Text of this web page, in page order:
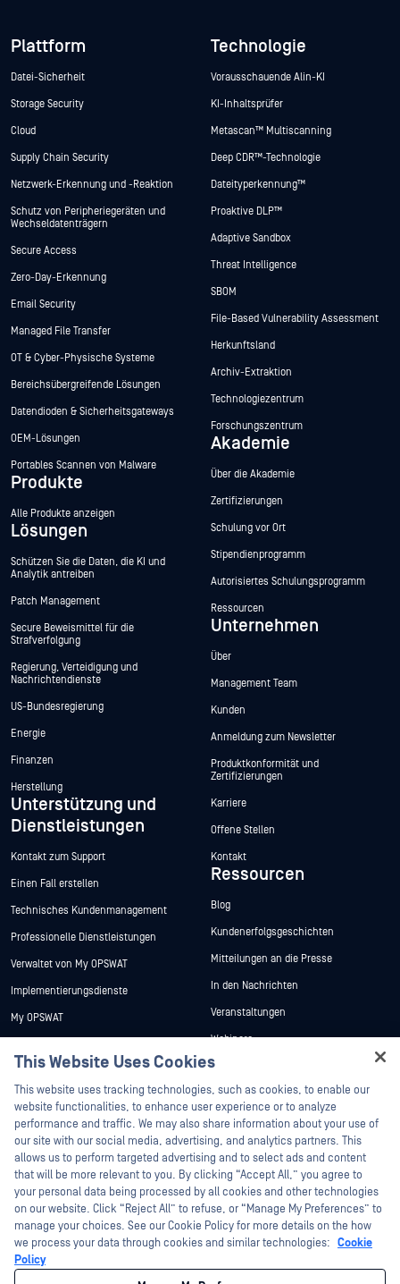
Plattform
Datei-Sicherheit
Storage Security
Cloud
Supply Chain Security
Netzwerk-Erkennung und -Reaktion
Schutz von Peripheriegeräten und
Wechseldatenträgern
Secure Access
Zero-Day-Erkennung
Email Security
Managed File Transfer
OT & Cyber-Physische Systeme
Bereichsübergreifende Lösungen
Datendioden & Sicherheitsgateways
OEM-Lösungen
Portables Scannen von Malware
Produkte
Alle Produkte anzeigen
Lösungen
Schützen Sie die Daten, die KI und
Analytik antreiben
Patch Management
Secure Beweismittel für die
Strafverfolgung
Regierung, Verteidigung und
Nachrichtendienste
US-Bundesregierung
Energie
Finanzen
Herstellung
Unterstützung und
Dienstleistungen
Kontakt zum Support
Einen Fall erstellen
Technisches Kundenmanagement
Professionelle Dienstleistungen
Verwaltet von My OPSWAT
Implementierungsdienste
My OPSWAT
Programm zur Behebung von
Sicherheitslücken
Partner
Zertifizierung
Technologie-Partner
Partner Programm
Technologie
Vorausschauende Alin-KI
KI-Inhaltsprüfer
Metascan™ Multiscanning
Deep CDR™-Technologie
Dateityperkennung™
Proaktive DLP™
Adaptive Sandbox
Threat Intelligence
SBOM
File-Based Vulnerability Assessment
Herkunftsland
Archiv-Extraktion
Technologiezentrum
Forschungszentrum
Akademie
Über die Akademie
Zertifizierungen
Schulung vor Ort
Stipendienprogramm
Autorisiertes Schulungsprogramm
Ressourcen
Unternehmen
Über
Management Team
Kunden
Anmeldung zum Newsletter
Produktkonformität und
Zertifizierungen
Karriere
Offene Stellen
Kontakt
Ressourcen
Blog
Kundenerfolgsgeschichten
Mitteilungen an die Presse
In den Nachrichten
Veranstaltungen
Webinare
Datenblätter
Weiße Papiere
Kostenlose Tools
©2026 OPSWAT . Alle Rechte vorbehalten. OPSWAT, MetaDefender, Metascan,
MetaAccess, das OPSWAT , Trust no File. Trust No Device., OPSWAT , Protecting the
This Website Uses Cookies
This website uses tracking technologies, such as cookies, to enable our
website functionalities, to enhance user experience or to analyze
performance and traffic. We may also share information about your use of
our site with our social media, advertising, and analytics partners. This
allows us to perform targeted advertising and to select ads and content
that will be more relevant to you. By clicking “Accept All,” you agree to
your personal data being processed by all cookies and other technologies
on our website. Click “Reject All” to refuse, or “Manage My Preferences” to
manage your choices. See our Cookie Policy for more details on the how
we process your data through cookies and similar technologies: Cookie
Policy
Hey there!
I'm Ozzy, your OPSWAT virtual assistant.
How can I help you secure what's critical
today?